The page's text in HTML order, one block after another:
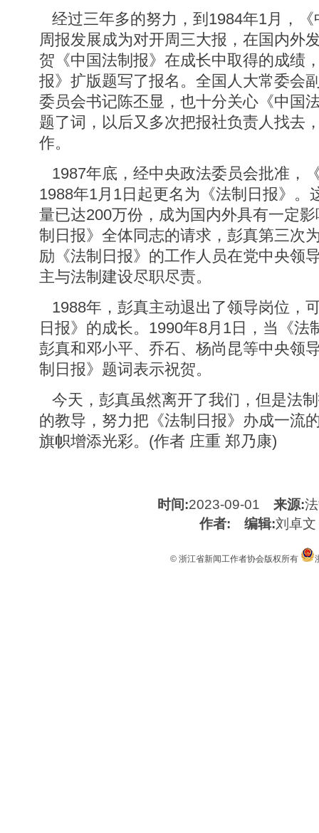
经过三年多的努力，到1984年1月，
周报发展成为对开周三大报，在国内外
贺《中国法制报》在成长中取得的成绩
报》扩版题写了报名。全国人大常委会
委员会书记陈丕显，也十分关心《中国
题了词，以后又多次把报社负责人找去
作。
1987年底，经中央政法委员会批准，
1988年1月1日起更名为《法制日报》。
量已达200万份，成为国内外具有一定
制日报》全体同志的请求，彭真第三次
励《法制日报》的工作人员在党中央领
主与法制建设尽职尽责。
1988年，彭真主动退出了领导岗位，
日报》的成长。1990年8月1日，当《法
彭真和邓小平、乔石、杨尚昆等中央领
制日报》题词表示祝贺。
今天，彭真虽然离开了我们，但是法
的教导，努力把《法制日报》办成一流
旗帜增添光彩。(作者 庄重 郑乃康)
时间:2023-09-01 来源:
作者:
编辑:刘卓文
© 浙江省新闻工作者协会版权所有